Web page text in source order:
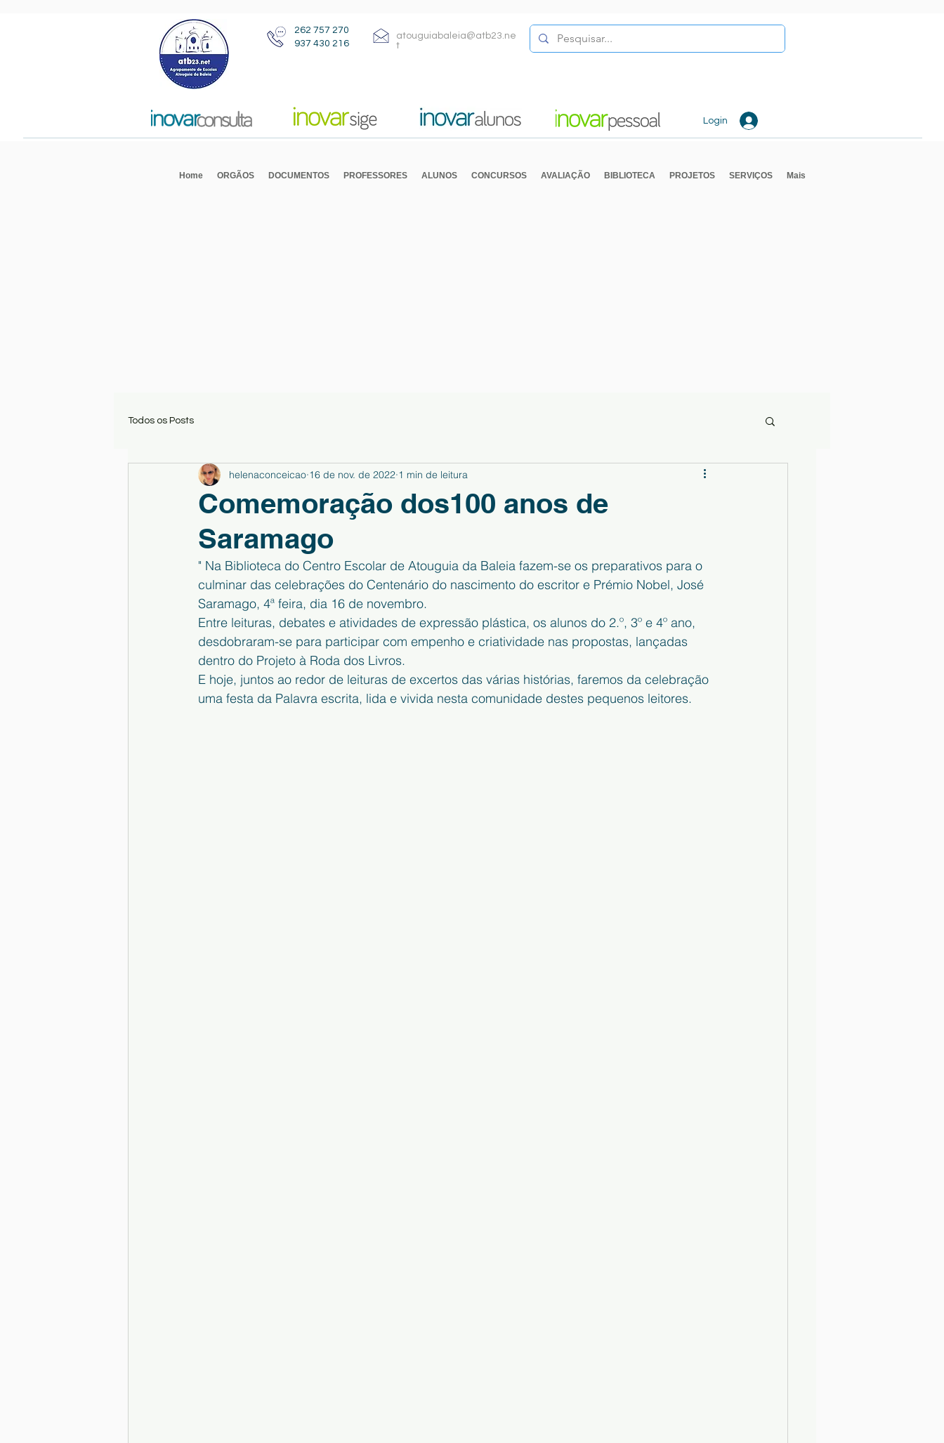
262 757 270
937 430 216
atouguiabaleia@atb23.ne
t
Login
Home ORGÃOS DOCUMENTOS PROFESSORES ALUNOS CONCURSOS AVALIAÇÃO BIBLIOTECA PROJETOS SERVIÇOS Mais
Todos os Posts
Comemoração dos100 anos de
Saramago
helenaconceicao 16 de nov. de 2022 1 min de leitura
" Na Biblioteca do Centro Escolar de Atouguia da Baleia fazem-se os preparativos para o
culminar das celebrações do Centenário do nascimento do escritor e Prémio Nobel, José
Saramago, 4ª feira, dia 16 de novembro.
Entre leituras, debates e atividades de expressão plástica, os alunos do 2.º, 3º e 4º ano,
desdobraram-se para participar com empenho e criatividade nas propostas, lançadas
dentro do Projeto à Roda dos Livros.
E hoje, juntos ao redor de leituras de excertos das várias histórias, faremos da celebração
uma festa da Palavra escrita, lida e vivida nesta comunidade destes pequenos leitores.